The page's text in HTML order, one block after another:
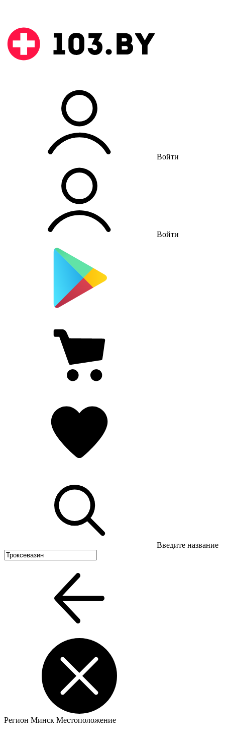
Войти
Войти
Введите название
Регион Минск Местоположение